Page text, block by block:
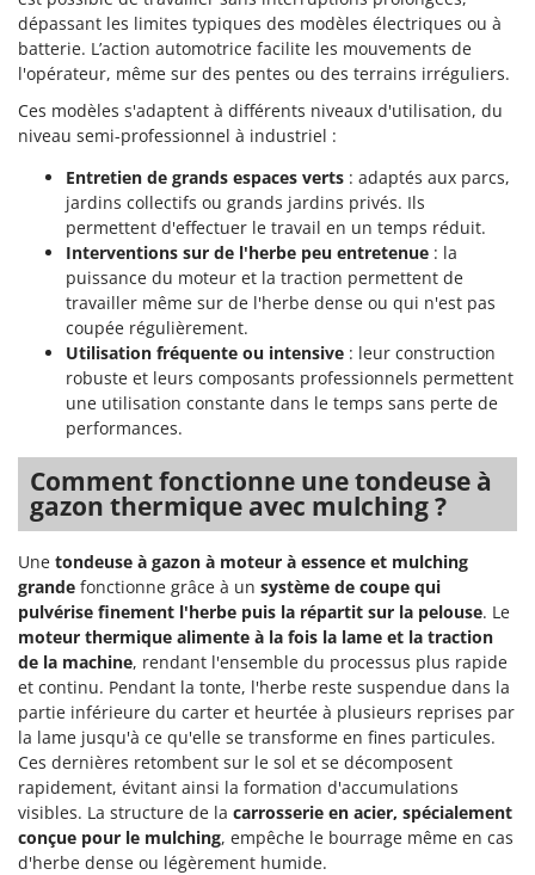
dépassant les limites typiques des modèles électriques ou à
batterie. L’action automotrice facilite les mouvements de
l'opérateur, même sur des pentes ou des terrains irréguliers.
Ces modèles s'adaptent à différents niveaux d'utilisation, du
niveau semi-professionnel à industriel :
Entretien de grands espaces verts : adaptés aux parcs,
jardins collectifs ou grands jardins privés. Ils
permettent d'effectuer le travail en un temps réduit.
Interventions sur de l'herbe peu entretenue : la
puissance du moteur et la traction permettent de
travailler même sur de l'herbe dense ou qui n'est pas
coupée régulièrement.
Utilisation fréquente ou intensive : leur construction
robuste et leurs composants professionnels permettent
une utilisation constante dans le temps sans perte de
performances.
Comment fonctionne une tondeuse à
gazon thermique avec mulching ?
Une tondeuse à gazon à moteur à essence et mulching
grande fonctionne grâce à un système de coupe qui
pulvérise finement l'herbe puis la répartit sur la pelouse. Le
moteur thermique alimente à la fois la lame et la traction
de la machine, rendant l'ensemble du processus plus rapide
et continu. Pendant la tonte, l'herbe reste suspendue dans la
partie inférieure du carter et heurtée à plusieurs reprises par
la lame jusqu'à ce qu'elle se transforme en fines particules.
Ces dernières retombent sur le sol et se décomposent
rapidement, évitant ainsi la formation d'accumulations
visibles. La structure de la carrosserie en acier, spécialement
conçue pour le mulching, empêche le bourrage même en cas
d'herbe dense ou légèrement humide.